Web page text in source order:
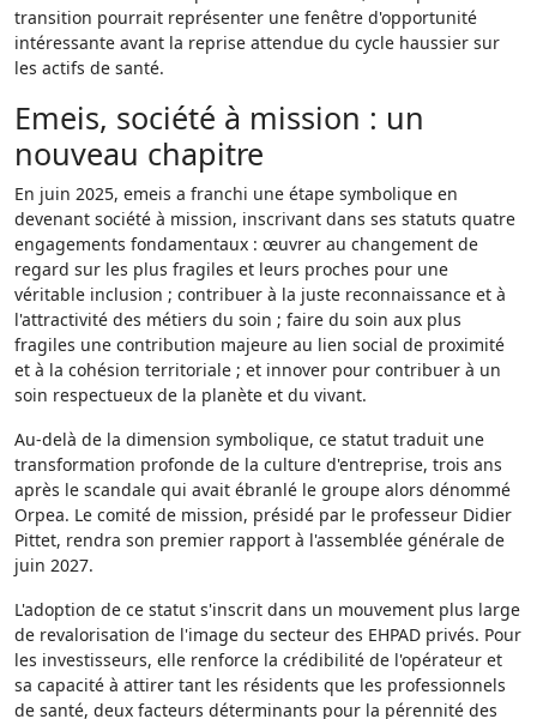
transition pourrait représenter une fenêtre d'opportunité
intéressante avant la reprise attendue du cycle haussier sur
les actifs de santé.
Emeis, société à mission : un
nouveau chapitre
En juin 2025, emeis a franchi une étape symbolique en
devenant société à mission, inscrivant dans ses statuts quatre
engagements fondamentaux : œuvrer au changement de
regard sur les plus fragiles et leurs proches pour une
véritable inclusion ; contribuer à la juste reconnaissance et à
l'attractivité des métiers du soin ; faire du soin aux plus
fragiles une contribution majeure au lien social de proximité
et à la cohésion territoriale ; et innover pour contribuer à un
soin respectueux de la planète et du vivant.
Au-delà de la dimension symbolique, ce statut traduit une
transformation profonde de la culture d'entreprise, trois ans
après le scandale qui avait ébranlé le groupe alors dénommé
Orpea. Le comité de mission, présidé par le professeur Didier
Pittet, rendra son premier rapport à l'assemblée générale de
juin 2027.
L'adoption de ce statut s'inscrit dans un mouvement plus large
de revalorisation de l'image du secteur des EHPAD privés. Pour
les investisseurs, elle renforce la crédibilité de l'opérateur et
sa capacité à attirer tant les résidents que les professionnels
de santé, deux facteurs déterminants pour la pérennité des